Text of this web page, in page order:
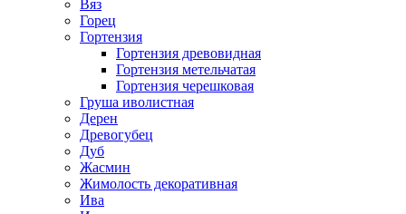
Вяз
Горец
Гортензия
Гортензия древовидная
Гортензия метельчатая
Гортензия черешковая
Груша иволистная
Дерен
Древогубец
Дуб
Жасмин
Жимолость декоративная
Ива